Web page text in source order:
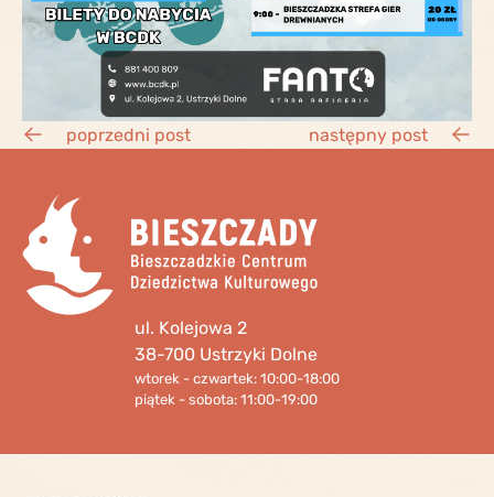
poprzedni post następny post
ul. Kolejowa 2
38-700 Ustrzyki Dolne
wtorek - czwartek: 10:00-18:00
piątek - sobota: 11:00-19:00